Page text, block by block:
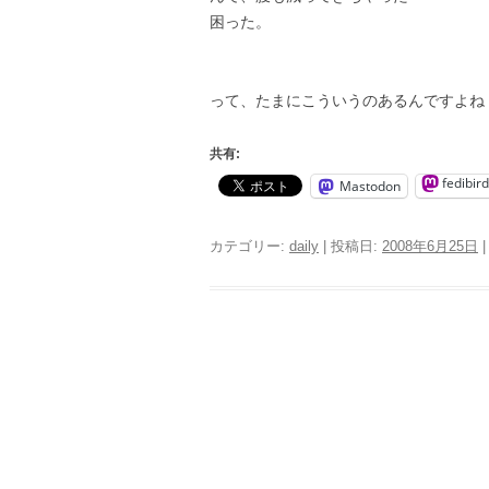
困った。
って、たまにこういうのあるんですよね
共有:
Mastodon fedibird
カテゴリー: daily | 投稿日: 2008年6月25日 |